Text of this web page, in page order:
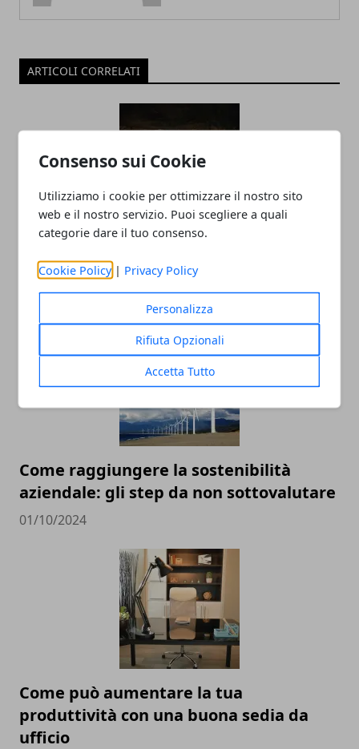
Consenso sui Cookie
Utilizziamo i cookie per ottimizzare il nostro sito
web e il nostro servizio. Puoi scegliere a quali
categorie dare il tuo consenso.
Cookie Policy | Privacy Policy
Personalizza
Rifiuta Opzionali
Accetta Tutto
ARTICOLI CORRELATI
Turismo sostenibile sempre più in
trend: le destinazioni da non perdere
15/11/2024
Come raggiungere la sostenibilità
aziendale: gli step da non sottovalutare
01/10/2024
Come può aumentare la tua
produttività con una buona sedia da
ufficio